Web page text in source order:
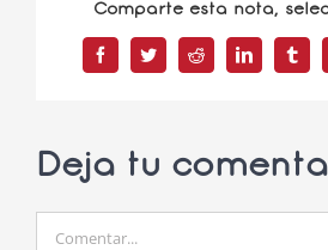
Comparte esta nota,
FacebookTwitterReddit LinkedIn
Deja tu